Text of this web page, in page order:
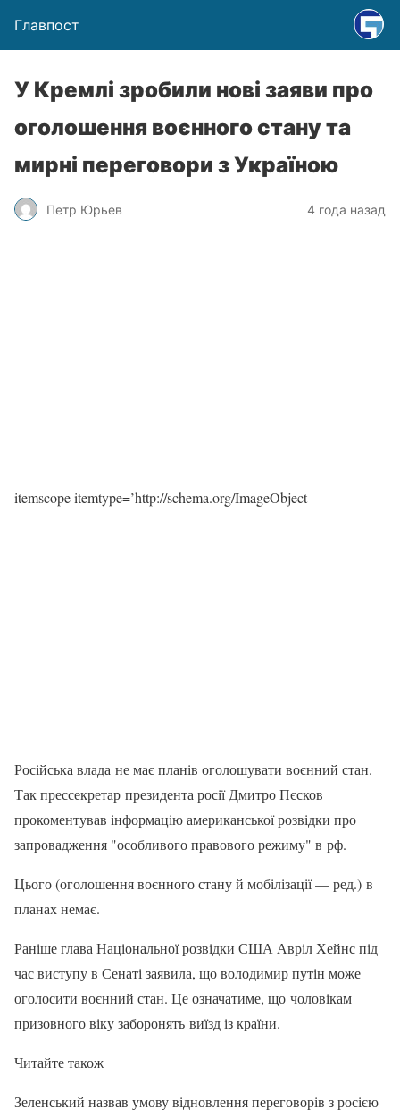
Главпост
У Кремлі зробили нові заяви про
оголошення воєнного стану та
мирні переговори з Україною
Петр Юрьев 4 года назад
itemscope itemtype=’http://schema.org/ImageObject
Російська влада не має планів оголошувати воєнний стан.
Так прессекретар президента росії Дмитро Пєсков
прокоментував інформацію американської розвідки про
запровадження "особливого правового режиму" в рф.
Цього (оголошення воєнного стану й мобілізації — ред.) в
планах немає.
Раніше глава Національної розвідки США Авріл Хейнс під
час виступу в Сенаті заявила, що володимир путін може
оголосити воєнний стан. Це означатиме, що чоловікам
призовного віку заборонять виїзд із країни.
Читайте також
Зеленський назвав умову відновлення переговорів з росією